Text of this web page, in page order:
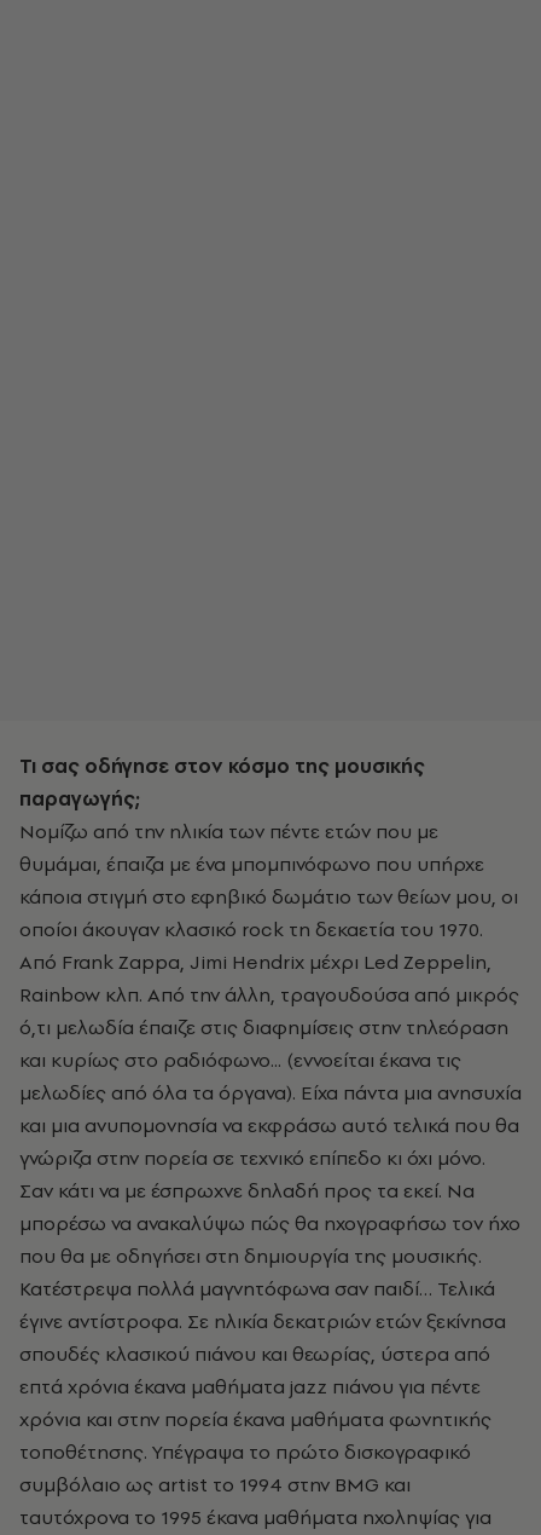
Τι σας οδήγησε στον κόσμο της μουσικής
παραγωγής;
Νομίζω από την ηλικία των πέντε ετών που με
θυμάμαι, έπαιζα με ένα μπομπινόφωνo που υπήρχε
κάποια στιγμή στο εφηβικό δωμάτιο των θείων μου, οι
οποίοι άκουγαν κλασικό rock τη δεκαετία του 1970.
Από Frank Zappa, Jimi Hendrix μέχρι Led Zeppelin,
Rainbow κλπ. Από την άλλη, τραγουδούσα από μικρός
ό,τι μελωδία έπαιζε στις διαφημίσεις στην τηλεόραση
και κυρίως στο ραδιόφωνο... (εννοείται έκανα τις
μελωδίες από όλα τα όργανα). Είχα πάντα μια ανησυχία
και μια ανυπομονησία να εκφράσω αυτό τελικά που θα
γνώριζα στην πορεία σε τεχνικό επίπεδο κι όχι μόνο.
Σαν κάτι να με έσπρωχνε δηλαδή προς τα εκεί. Να
μπορέσω να ανακαλύψω πώς θα ηχογραφήσω τον ήχο
που θα με οδηγήσει στη δημιουργία της μουσικής.
Κατέστρεψα πολλά μαγνητόφωνα σαν παιδί… Τελικά
έγινε αντίστροφα. Σε ηλικία δεκατριών ετών ξεκίνησα
σπουδές κλασικού πιάνου και θεωρίας, ύστερα από
επτά χρόνια έκανα μαθήματα jazz πιάνου για πέντε
χρόνια και στην πορεία έκανα μαθήματα φωνητικής
τοποθέτησης. Υπέγραψα το πρώτο δισκογραφικό
συμβόλαιο ως artist το 1994 στην BMG και
ταυτόχρονα το 1995 έκανα μαθήματα ηχοληψίας για